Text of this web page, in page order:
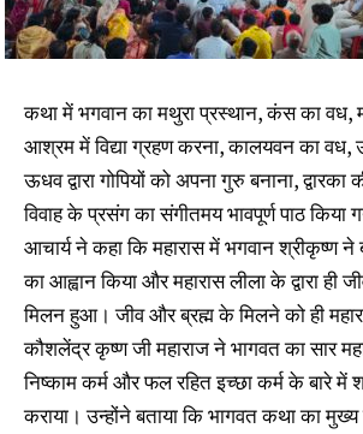
कथा में भगवान का मथुरा प्रस्थान, कंस का वध,
आश्रम में विद्या ग्रहण करना, कालयवन का वध,
ऊधव द्वारा गोपियों को अपना गुरु बनाना,
विवाह के प्रसंग का संगीतमय भावपूर्ण पाठ किया
आचार्य ने कहा कि महारास में भगवान श्रीकृष्ण ने
का आह्वान किया और महारास लीला के द्वारा ही
मिलन हुआ। जीव और ब्रह्म के मिलने को ही
कौशलेंद्र कृष्ण जी महाराज ने भागवत का सार
निष्काम कर्म और फल रहित इच्छा कर्म के बारे
कराया। उन्होंने बताया कि भागवत कथा का मुख्य